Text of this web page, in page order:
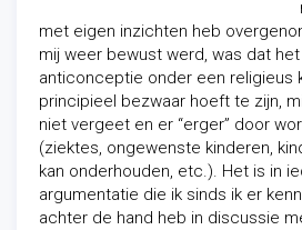
met eigen inzichten heb
mij weer bewust werd, was dat
anticonceptie onder een religieus
principieel bezwaar hoeft te zijn,
niet vergeet en er “erger” door
(ziektes, ongewenste kinderen,
kan onderhouden, etc.). Het is in
argumentatie die ik sinds ik er
achter de hand heb in discussie